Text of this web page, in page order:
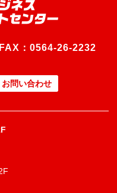
FAX：0564-26-2232
お問い合わせ